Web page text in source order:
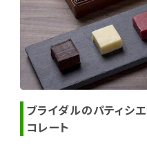
ブライダルのパティシ
コレート